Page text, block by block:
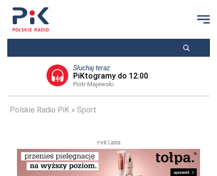
Słuchaj teraz
PiKtogramy do 12:00
Piotr Majewski
Polskie Radio PiK Sport
reklama